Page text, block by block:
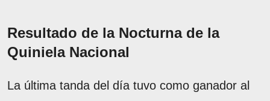
Resultado de la Nocturna de la
Quiniela Nacional
La última tanda del día tuvo como ganador al